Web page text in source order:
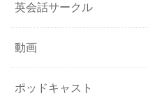
英会話サークル
動画
ポッドキャスト